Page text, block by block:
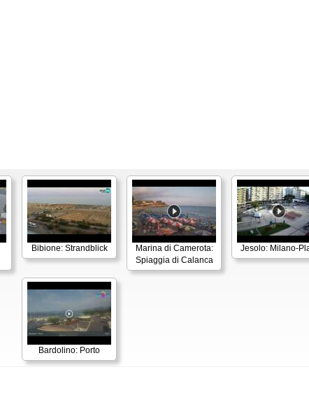
Bibione: Strandblick
Marina di Camerota:
Spiaggia di Calanca
Jesolo: Milano-
Bardolino: Porto